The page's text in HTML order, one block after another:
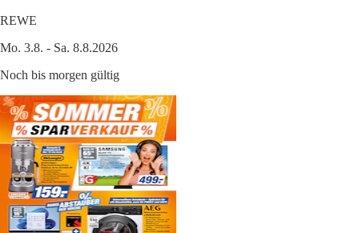
REWE
Mo. 3.8. - Sa. 8.8.2026
Noch bis morgen gültig